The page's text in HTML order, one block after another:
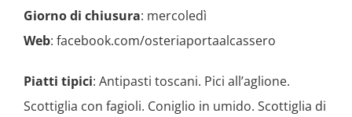
Giorno di chiusura: mercoledì
Web: facebook.com/osteriaportaalcassero
Piatti tipici: Antipasti toscani. Pici all’aglione.
Scottiglia con fagioli. Coniglio in umido. Scottiglia di